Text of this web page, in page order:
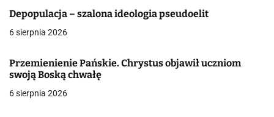
a
c
j
a
Depopulacja – szalona ideologia pseudoelit
6 sierpnia 2026
Przemienienie Pańskie. Chrystus objawił uczniom
swoją Boską chwałę
6 sierpnia 2026